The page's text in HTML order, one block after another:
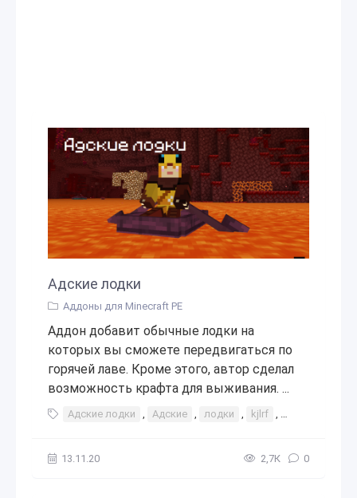
Адские лодки
Аддоны для Minecraft PE
Аддон добавит обычные лодки на
которых вы сможете передвигаться по
горячей лаве. Кроме этого, автор сделал
возможность крафта для выживания. ...
Адские лодки , Адские , лодки , kjlrf , лодка
13.11.20 2,7К 0